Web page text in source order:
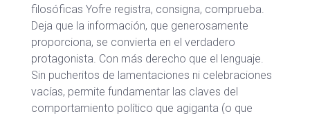
filosóficas Yofre registra, consigna, comprueba.
Deja que la información, que generosamente
proporciona, se convierta en el verdadero
protagonista. Con más derecho que el lenguaje.
Sin pucheritos de lamentaciones ni celebraciones
vacías, permite fundamentar las claves del
comportamiento político que agiganta (o que